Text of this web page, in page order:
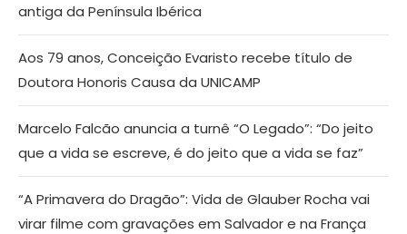
antiga da Península Ibérica
Aos 79 anos, Conceição Evaristo recebe título de
Doutora Honoris Causa da UNICAMP
Marcelo Falcão anuncia a turnê “O Legado”: “Do jeito
que a vida se escreve, é do jeito que a vida se faz”
“A Primavera do Dragão”: Vida de Glauber Rocha vai
virar filme com gravações em Salvador e na França